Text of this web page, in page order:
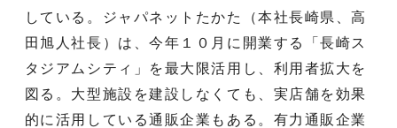
している。ジャパネットたかた（本社長崎県、高
田旭人社長）は、今年１０月に開業する「長崎ス
タジアムシティ」を最大限活用し、利用者拡大を
図る。大型施設を建設しなくても、実店舗を効果
的に活用している通販企業もある。有力通販企業